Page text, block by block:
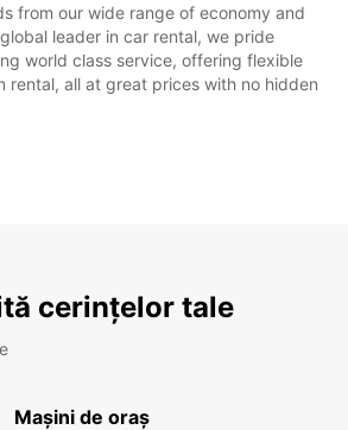
from our wide range of economy and
leader in car rental, we pride
world class service, offering flexible
rental, all at great prices with no hidden
cerințelor tale
Mașini de oraș